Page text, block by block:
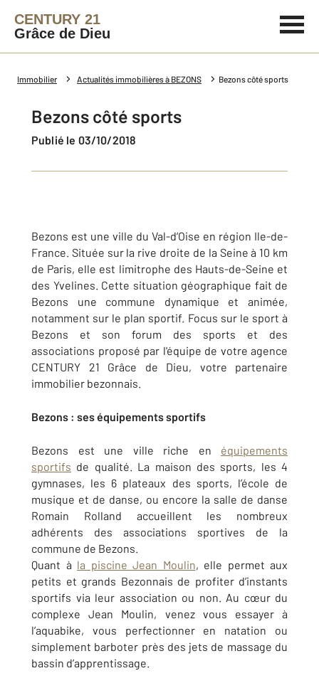
CENTURY 21
Grâce de Dieu
Immobilier Actualités immobilières à BEZONS Bezons côté sports
Bezons côté sports
Publié le 03/10/2018
Bezons est une ville du Val-d’Oise en région Ile-de-
France. Située sur la rive droite de la Seine à 10 km
de Paris, elle est limitrophe des Hauts-de-Seine et
des Yvelines. Cette situation géographique fait de
Bezons une commune dynamique et animée,
notamment sur le plan sportif. Focus sur le sport à
Bezons et son forum des sports et des
associations proposé par l'équipe de votre agence
CENTURY 21 Grâce de Dieu, votre partenaire
immobilier bezonnais.
Bezons : ses équipements sportifs
Bezons est une ville riche en équipements
sportifs de qualité. La maison des sports, les 4
gymnases, les 6 plateaux des sports, l’école de
musique et de danse, ou encore la salle de danse
Romain Rolland accueillent les nombreux
adhérents des associations sportives de la
commune de Bezons.
Quant à la piscine Jean Moulin, elle permet aux
petits et grands Bezonnais de profiter d’instants
sportifs via leur association ou non. Au cœur du
complexe Jean Moulin, venez vous essayer à
l’aquabike, vous perfectionner en natation ou
simplement barboter près des jets de massage du
bassin d’apprentissage.